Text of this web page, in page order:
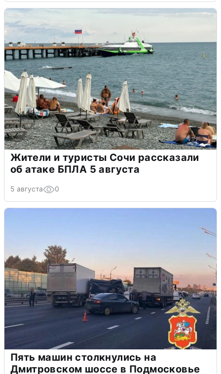
Жители и туристы Сочи рассказали
об атаке БПЛА 5 августа
5 августа 0
Пять машин столкнулись на
Дмитровском шоссе в Подмосковье